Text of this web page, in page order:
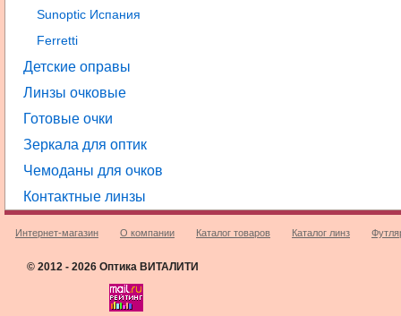
Sunoptic Испания
Ferretti
Детские оправы
Линзы очковые
Готовые очки
Зеркала для оптик
Чемоданы для очков
Контактные линзы
Интернет-магазин О компании Каталог товаров Каталог линз
© 2012 - 2026 Оптика ВИТАЛИТИ